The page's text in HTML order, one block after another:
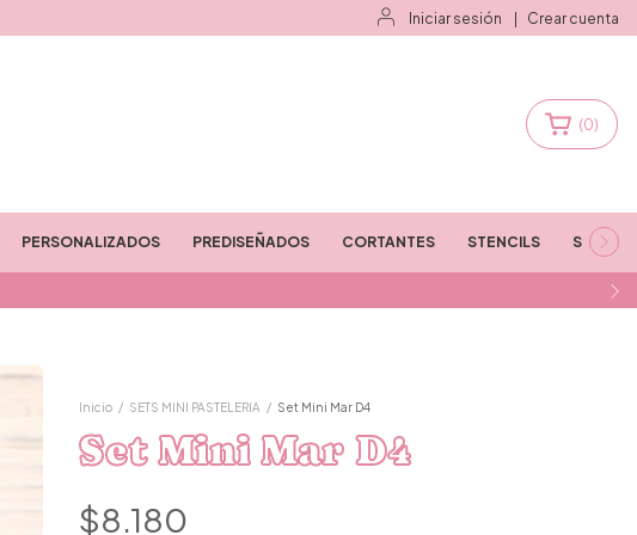
Iniciar sesión Crear cuenta
(0)
PERSONALIZADOS PREDISEÑADOS CORTANTES STENCILS STAMPS
Inicio / SETS MINI PASTELERIA / Set Mini Mar D4
Set Mini Mar D4
$8.180